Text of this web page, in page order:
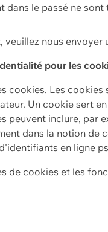
dans le passé ne
veuillez nous envoyer
pour les
cookies. Les
Un cookie sert
peuvent inclure, par
dans la notion de
en ligne
de cookies et les